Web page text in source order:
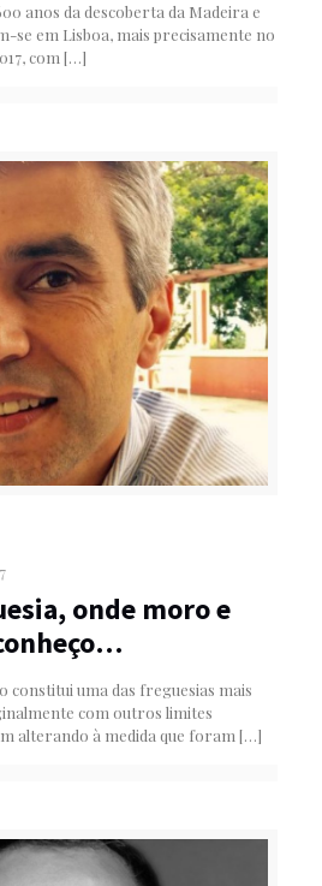
anos da descoberta da Madeira e
se em Lisboa, mais precisamente no
com […]
onde moro e
constitui uma das freguesias mais
com outros limites
alterando à medida que foram[…]